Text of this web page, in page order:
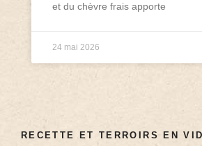
et du chèvre frais apporte
24 mai 2026
RECETTE ET TERROIRS EN